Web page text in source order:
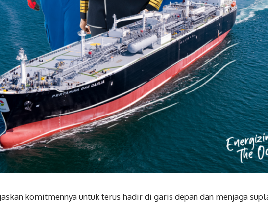
komitmennya untuk terus hadir di garis depan dan menjaga